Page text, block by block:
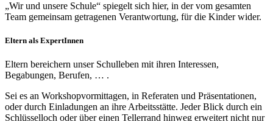
„Wir und unsere Schule“ spiegelt sich hier, in der vom gesamten
Team gemeinsam getragenen Verantwortung, für die Kinder wider.
Eltern als ExpertInnen
Eltern bereichern unser Schulleben mit ihren Interessen,
Begabungen, Berufen, … .
Sei es an Workshopvormittagen, in Referaten und Präsentationen,
oder durch Einladungen an ihre Arbeitsstätte. Jeder Blick durch ein
Schlüsselloch oder über einen Tellerrand hinweg erweitert nicht nur